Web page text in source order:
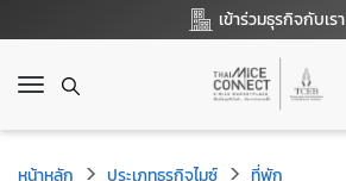
เข้าร่วมธุรกิจกับเรา
T
g
g
หน้าหลัก ประเภทธุรกิจไมซ์
ที่พัก